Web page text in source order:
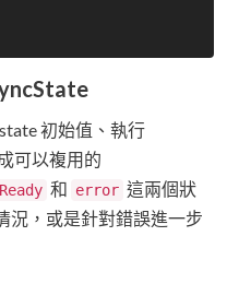
初始值、執行
可以複用的
和 error 這兩個狀
況，或是針對錯誤進一步